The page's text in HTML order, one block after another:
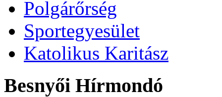
Polgárőrség
Sportegyesület
Katolikus Karitász
Besnyői Hírmondó